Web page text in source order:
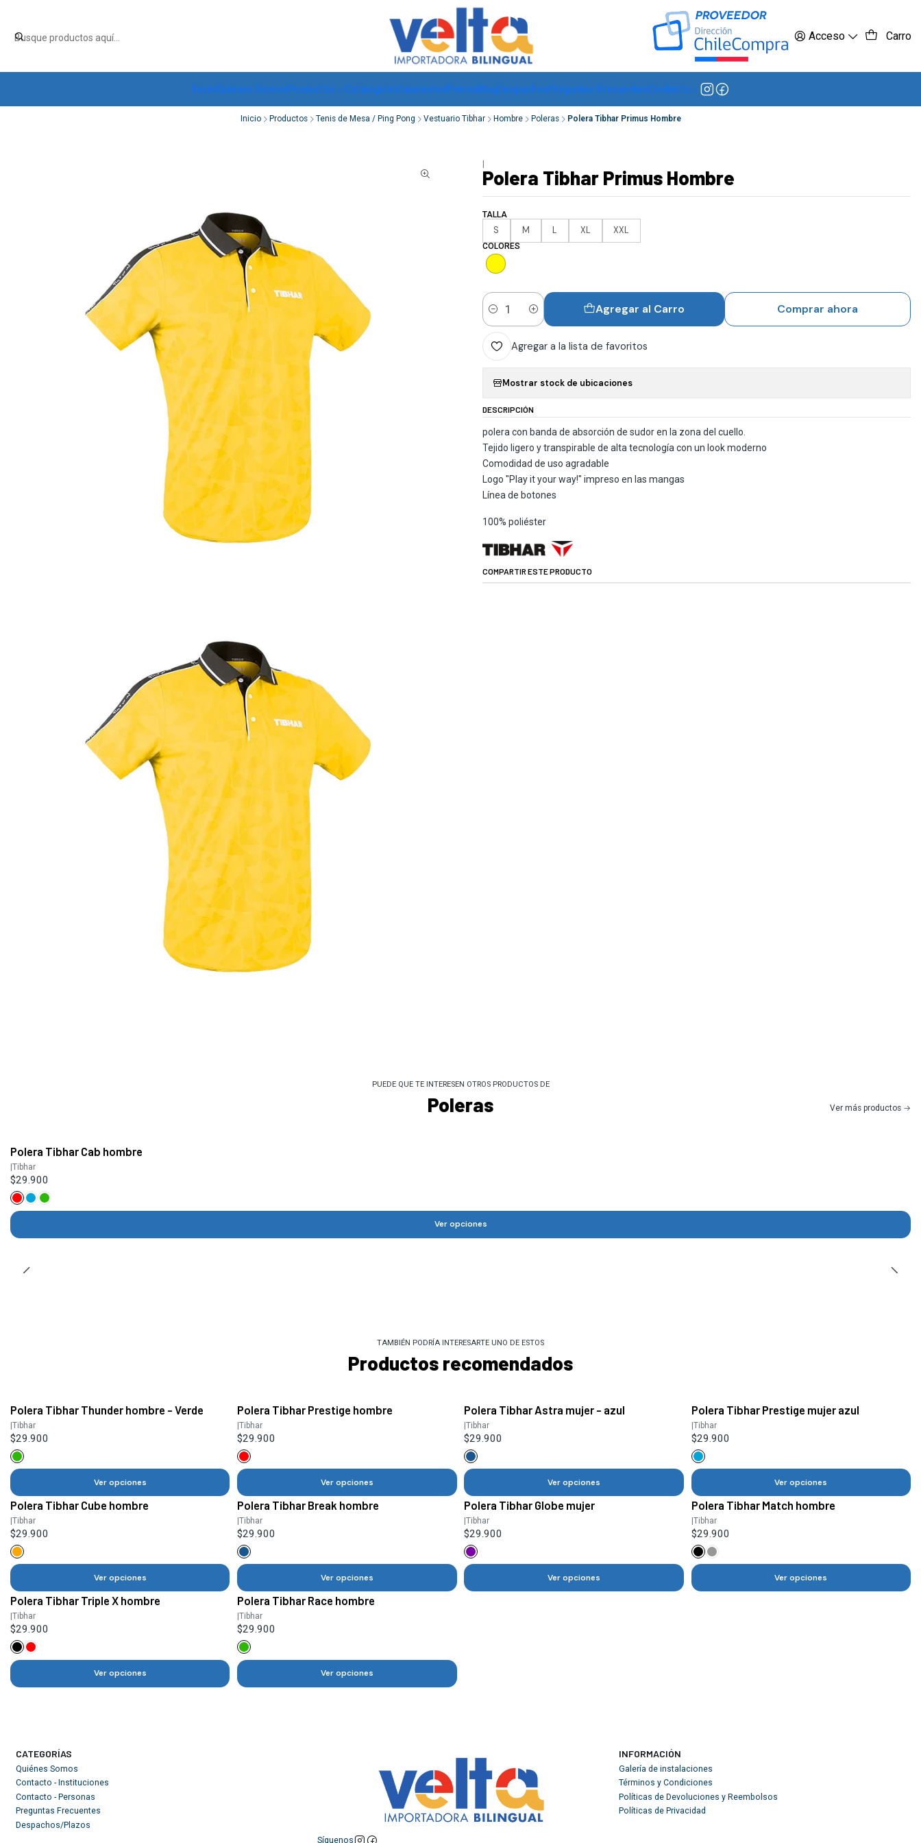
Acceso Carro
InicioQuiénes SomosProductos CatalogoInstalacionesPrensaBlogDespachosPreguntas FrecuentesContacto
Envíos a todo Chile, RM de 1 a 3 días hábiles, regiones -
Inicio Productos Tenis de Mesa / Ping Pong Vestuario Tibhar Hombre Poleras Polera Tibhar Primus Hombre
|
Polera Tibhar Primus Hombre
TALLA
S M L XL XXL
COLORES
Cantidad Agregar al Carro Comprar ahora
Agregar a la lista de favoritos
Mostrar stock de ubicaciones
DESCRIPCIÓN
polera con banda de absorción de sudor en la zona del cuello.
Tejido ligero y transpirable de alta tecnología con un look moderno
Comodidad de uso agradable
Logo "Play it your way!" impreso en las mangas
Línea de botones
100% poliéster
COMPARTIR ESTE PRODUCTO
PUEDE QUE TE INTERESEN OTROS PRODUCTOS DE
Poleras Ver más productos
Polera Tibhar Cab hombre
Tibhar
$29.900
Ver opciones
TAMBIÉN PODRÍA INTERESARTE UNO DE ESTOS
Productos recomendados
Polera Tibhar Thunder hombre - Verde
Tibhar
$29.900
Ver opciones
Polera Tibhar Prestige hombre
Tibhar
$29.900
Ver opciones
Polera Tibhar Astra mujer - azul
|Tibhar
$29.900
Ver opciones
Polera Tibhar Prestige mujer azul
Tibhar
$29.900
Ver opciones
Polera Tibhar Cube hombre
Tibhar
$29.900
Ver opciones
Polera Tibhar Break hombre
Tibhar
$29.900
Ver opciones
Polera Tibhar Globe mujer
|Tibhar
$29.900
Ver opciones
Polera Tibhar Match hombre
Tibhar
$29.900
Ver opciones
Polera Tibhar Triple X hombre
Tibhar
$29.900
Ver opciones
Polera Tibhar Race hombre
Tibhar
$29.900
Ver opciones
CATEGORÍAS
Quiénes Somos
Contacto - Instituciones
Contacto - Personas
Preguntas Frecuentes
Despachos/Plazos
Síguenos
INFORMACIÓN
Galería de instalaciones
Términos y Condiciones
Políticas de Devoluciones y Reembolsos
Políticas de Privacidad